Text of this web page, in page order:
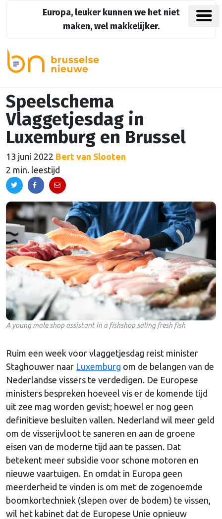
Europa, leuker kunnen we het niet
maken, wel makkelijker.
Speelschema
Vlaggetjesdag in
Luxemburg en Brussel
13 juni 2022 Bert van Slooten
2 min. leestijd
A young male shop assistant in a fishshop saling fresh fish
Ruim een week voor vlaggetjesdag reist minister
Staghouwer naar Luxemburg om de belangen van de
Nederlandse vissers te verdedigen. De Europese
ministers bespreken hoeveel vis er de komende tijd
uit zee mag worden gevist; hoewel er nog geen
definitieve besluiten vallen. Nederland wil meer geld
om de visserijvloot te saneren en aan de groene
eisen van de moderne tijd aan te passen. Dat
betekent meer subsidie voor schone motoren en
nieuwe vaartuigen. En omdat in Europa geen
meerderheid te vinden is om met de zogenoemde
boomkortechniek (slepen over de bodem) te vissen,
wil het kabinet dat de Europese Unie opnieuw